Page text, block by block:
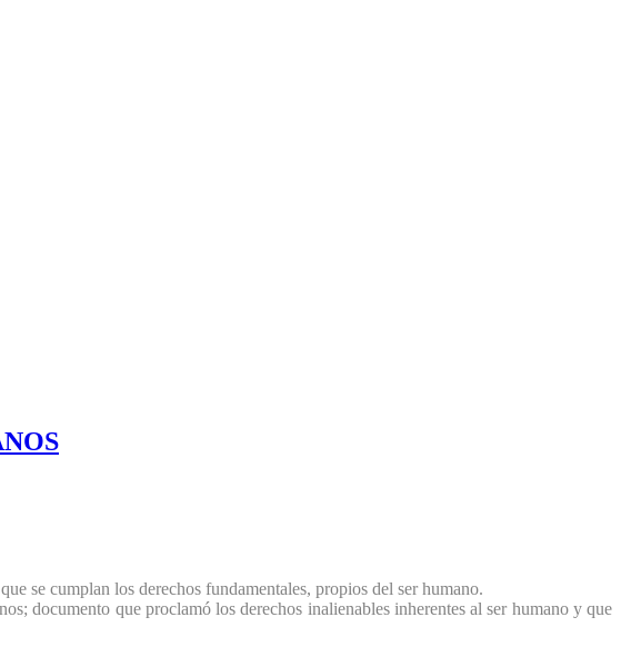
se cumplan los derechos fundamentales, propios del ser humano.
documento que proclamó los derechos inalienables inherentes al ser humano y que